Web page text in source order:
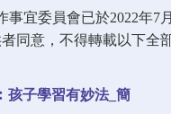
事宜委員會已於2022年7
同意，不得轉載以下全
孩子學習有妙法_簡